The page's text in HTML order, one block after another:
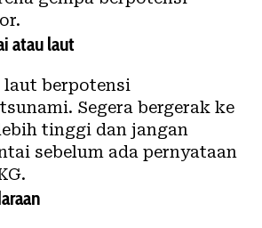
atau laut
laut berpotensi
Segera bergerak ke
tinggi dan jangan
sebelum ada pernyataan